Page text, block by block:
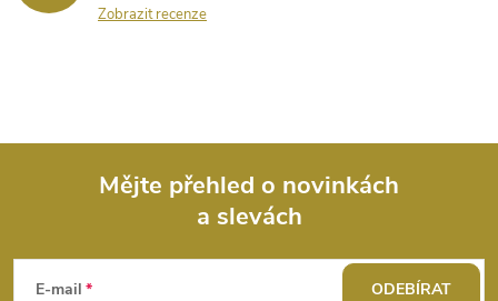
Zobrazit recenze
Mějte přehled o novinkách
a slevách
E-mail ODEBÍRAT